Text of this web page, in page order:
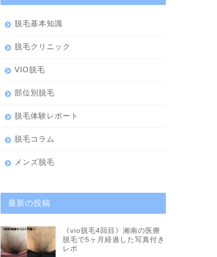
脱毛基本知識
脱毛クリニック
VIO脱毛
部位別脱毛
脱毛体験レポート
脱毛コラム
メンズ脱毛
最新の投稿
《vio脱毛4回目》湘南の医療
脱毛で5ヶ月経過した写真付き
レポ